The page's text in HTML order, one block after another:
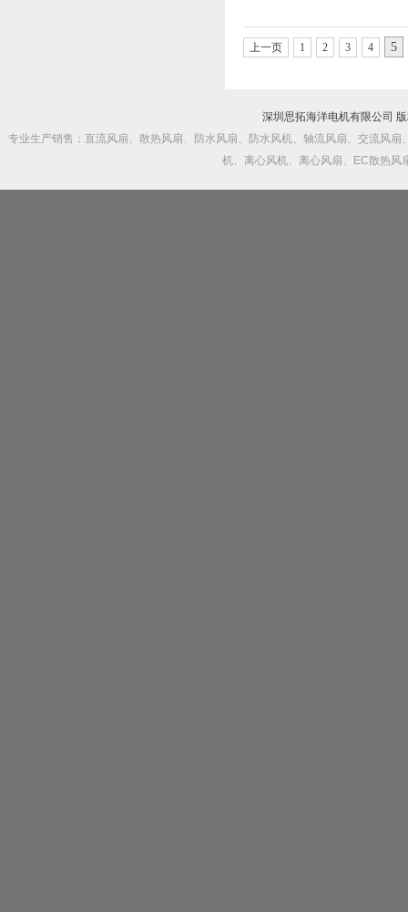
上一页 1 2 3 4 5
深圳思拓海洋电机有限公司
专业生产销售：直流风扇、散热风扇、防水风扇、防水风机、轴流风扇、交流风
机、离心风机、离心风扇、EC散热风